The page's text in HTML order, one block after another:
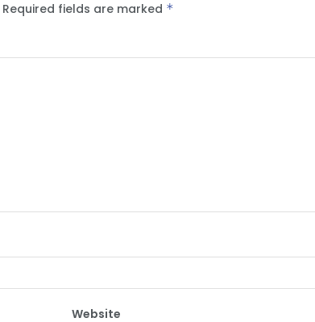
Required fields are marked *
Website